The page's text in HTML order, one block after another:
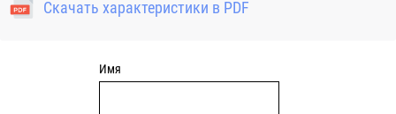
Скачать характеристики в PDF
Имя